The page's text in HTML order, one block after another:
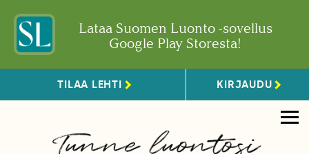
Lataa Suomen Luonto -sovellus
Google Play Storesta!
TILAA LEHTI KIRJAUDU